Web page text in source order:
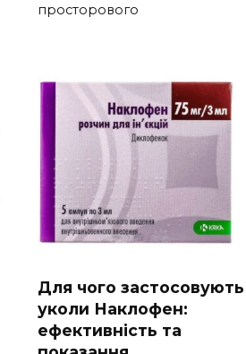
просторового
Для чого застосовують
уколи Наклофен:
ефективність та